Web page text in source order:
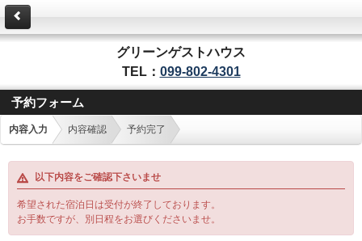
グリーンゲストハウス
TEL： 099-802-4301
予約フォーム
内容入力 内容確認 予約完了
以下内容をご確認下さいませ
希望された宿泊日は受付が終了しております。
お手数ですが、別日程をお選びくださいませ。